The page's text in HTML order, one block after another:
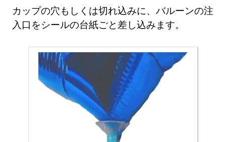
カップの穴もしくは切れ込みに、バルーンの注
入口をシールの台紙ごと差し込みます。